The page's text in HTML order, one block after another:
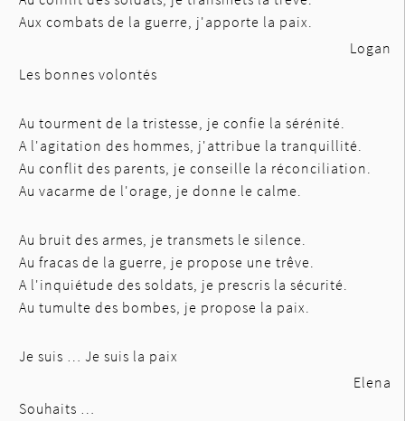
Aux combats de la guerre, j'apporte la paix.
Logan
Les bonnes volontés
Au tourment de la tristesse, je confie la sérénité.
A l'agitation des hommes, j'attribue la tranquillité.
Au conflit des parents, je conseille la réconciliation.
Au vacarme de l'orage, je donne le calme.
Au bruit des armes, je transmets le silence.
Au fracas de la guerre, je propose une trêve.
A l'inquiétude des soldats, je prescris la sécurité.
Au tumulte des bombes, je propose la paix.
Je suis … Je suis la paix
Elena
Souhaits …